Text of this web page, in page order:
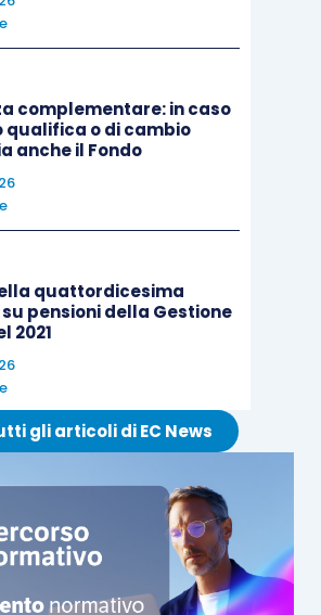
complementare: in caso
qualifica o di cambio
anche il Fondo
quattordicesima
pensioni della Gestione
2021
gli articoli di EC News